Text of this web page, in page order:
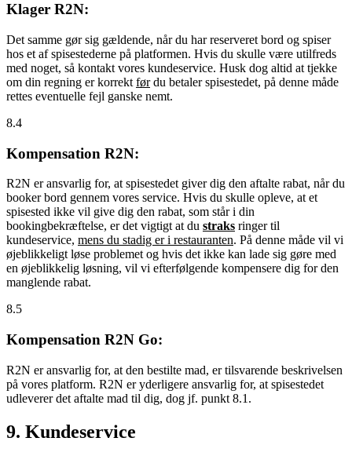
Klager R2N:
Det samme gør sig gældende, når du har reserveret bord og spiser
hos et af spisestederne på platformen. Hvis du skulle være utilfreds
med noget, så kontakt vores kundeservice. Husk dog altid at tjekke
om din regning er korrekt førdu betaler spisestedet, på denne måde
rettes eventuelle fejl ganske nemt.
8.4
Kompensation R2N:
R2N er ansvarlig for, at spisestedet giver dig den aftalte rabat, når du
booker bord gennem vores service. Hvis du skulle opleve, at et
spisested ikke vil give dig den rabat, som står i din
bookingbekræftelse, er det vigtigt at du straks ringer til
kundeservice, mens du stadig er i restauranten. På denne måde vil vi
øjeblikkeligt løse problemet og hvis det ikke kan lade sig gøre med
en øjeblikkelig løsning, vil vi efterfølgende kompensere dig for den
manglende rabat.
8.5
Kompensation R2N Go:
R2N er ansvarlig for, at den bestilte mad, er tilsvarende beskrivelsen
på vores platform. R2N er yderligere ansvarlig for, at spisestedet
udleverer det aftalte mad til dig, dog jf. punkt 8.1.
9. Kundeservice